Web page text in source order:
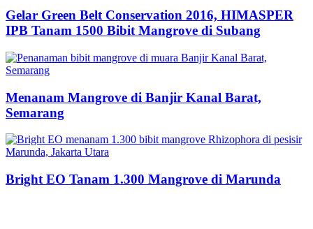
Gelar Green Belt Conservation 2016, HIMASPER
IPB Tanam 1500 Bibit Mangrove di Subang
Menanam Mangrove di Banjir Kanal Barat,
Semarang
Bright EO Tanam 1.300 Mangrove di Marunda